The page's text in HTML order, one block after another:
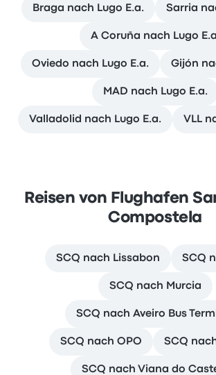
Braga nach Lugo E.a. Sarria
A Coruña nach Lugo
Oviedo nach Lugo E.a. Gijón
MAD nach Lugo E.a.
Valladolid nach Lugo E.a. VLL
Reisen von Flughafen
Compostela
SCQ nach Lissabon SCQ
SCQ nach Murcia
SCQ nach Aveiro Bus
SCQ nach OPO SCQ
SCQ nach Viana do